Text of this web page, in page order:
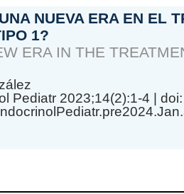
NUEVA ERA EN EL
1?
ERA IN THE
Pediatr 2023;14(2):1-4 | doi: